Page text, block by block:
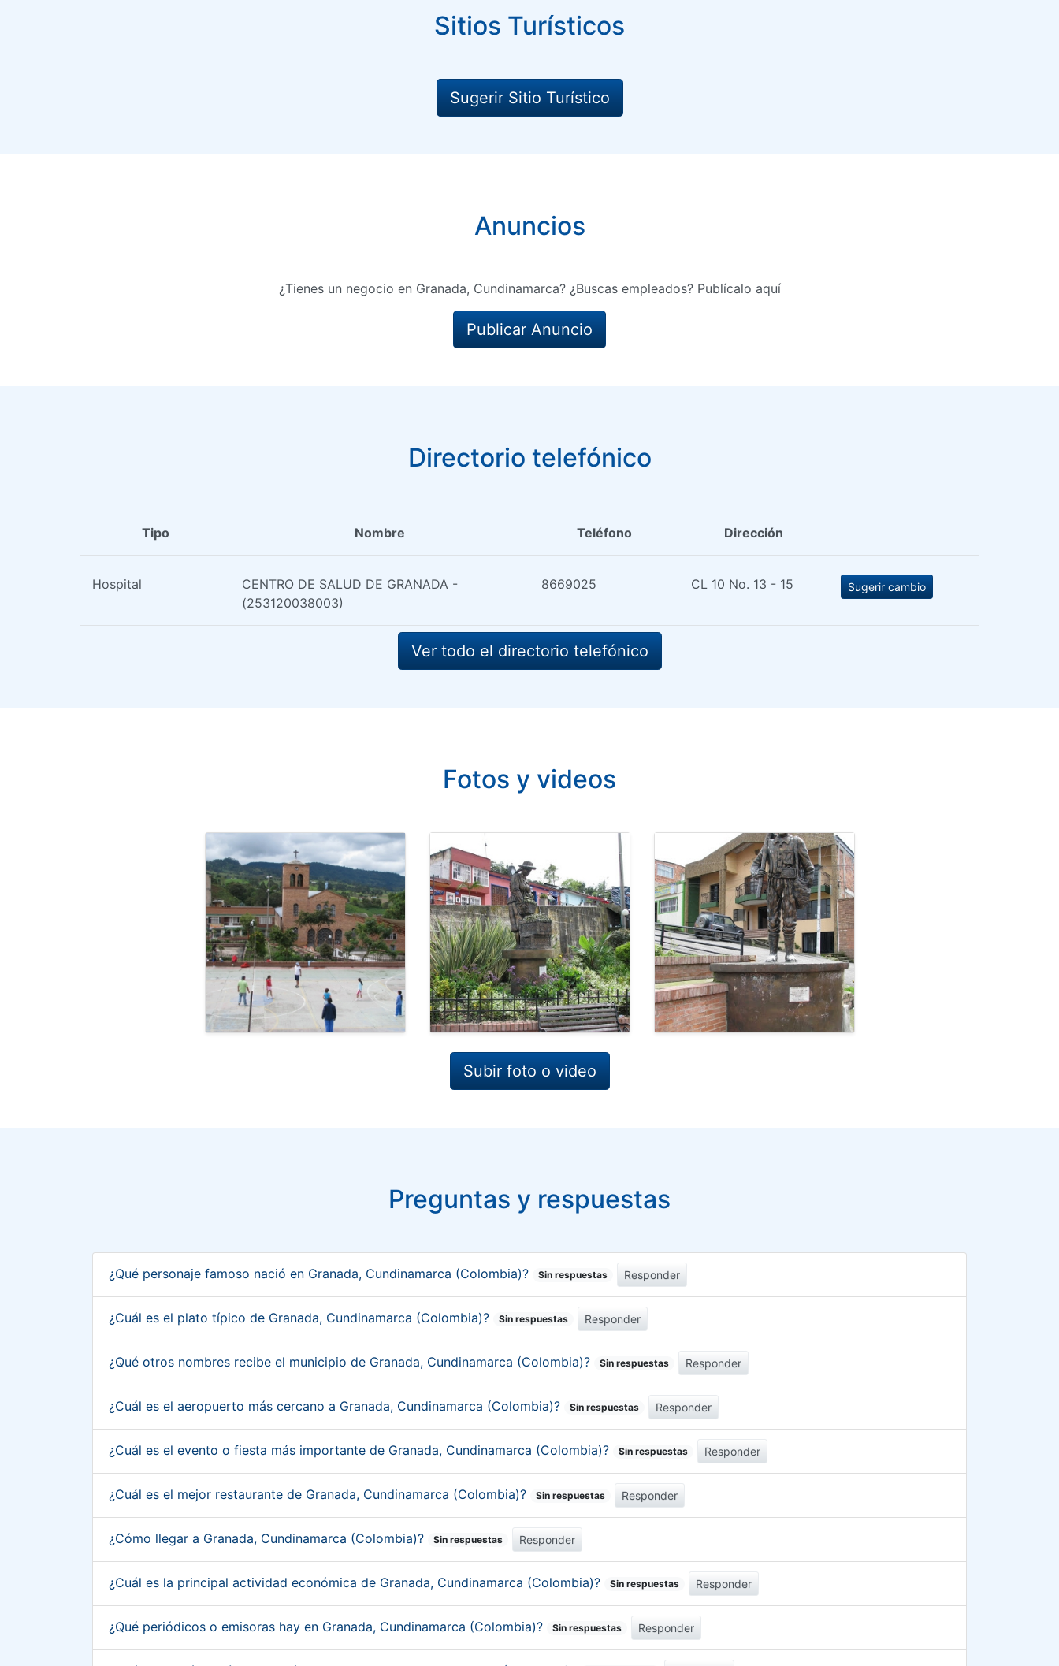
Sitios Turísticos
Sugerir Sitio Turístico
Anuncios
¿Tienes un negocio en Granada, Cundinamarca? ¿Buscas empleados? Publícalo aquí
Publicar Anuncio
Directorio telefónico
Tipo Nombre Teléfono Dirección
Hospital
CENTRO DE SALUD DE GRANADA -
(253120038003)
8669025 CL 10 No. 13 - 15 Sugerir cambio
Ver todo el directorio telefónico
Fotos y videos
Subir foto o video
Preguntas y respuestas
¿Qué personaje famoso nació en Granada, Cundinamarca (Colombia)? Sin respuestas Responder
¿Cuál es el plato típico de Granada, Cundinamarca (Colombia)? Sin respuestas Responder
¿Qué otros nombres recibe el municipio de Granada, Cundinamarca (Colombia)? Sin respuestas Responder
¿Cuál es el aeropuerto más cercano a Granada, Cundinamarca (Colombia)? Sin respuestas Responder
¿Cuál es el evento o fiesta más importante de Granada, Cundinamarca (Colombia)? Sin respuestas Responder
¿Cuál es el mejor restaurante de Granada, Cundinamarca (Colombia)? Sin respuestas Responder
¿Cómo llegar a Granada, Cundinamarca (Colombia)? Sin respuestas Responder
¿Cuál es la principal actividad económica de Granada, Cundinamarca (Colombia)? Sin respuestas Responder
¿Qué periódicos o emisoras hay en Granada, Cundinamarca (Colombia)? Sin respuestas Responder